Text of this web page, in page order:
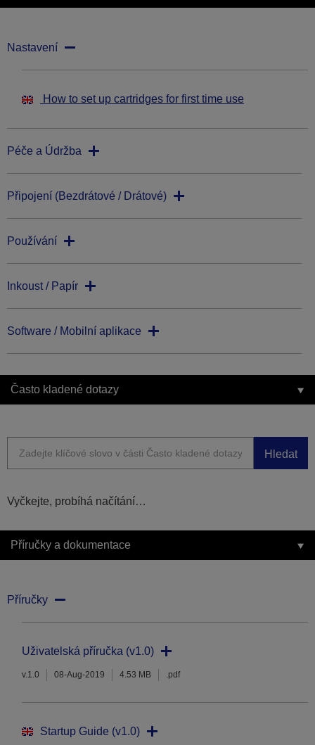
Nastavení
How to set up cartridges for first time use
Péče a Údržba
Připojení (Bezdrátové / Drátové)
Používání
Inkoust / Papír
Software / Mobilní aplikace
Často kladené dotazy
Hledat
Vyčkejte, probíhá načítání…
Příručky a dokumentace
Příručky
Uživatelská příručka (v1.0)
v.1.0 08-Aug-2019 4.53 MB .pdf
Startup Guide (v1.0)